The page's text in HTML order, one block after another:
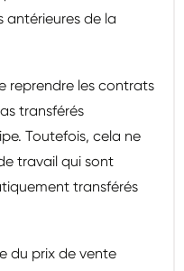
antérieures de la
reprendre les contrats
transférés
Toutefois, cela ne
travail qui sont
transférés
du prix de vente